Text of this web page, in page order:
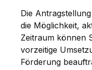
Die
die Möglichkeit,
Zeitraum können
vorzeitige
Förderung